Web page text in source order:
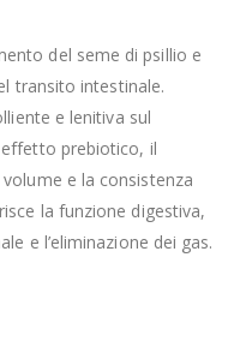
del seme di psillio e
transito intestinale.
e lenitiva sul
prebiotico, il
e la consistenza
la funzione digestiva,
e l’eliminazione dei gas.